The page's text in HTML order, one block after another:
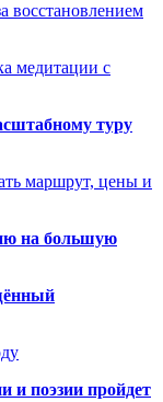
восстановлением
медитации с
туру
маршрут, цены и
на большую
и поэзии пройдет